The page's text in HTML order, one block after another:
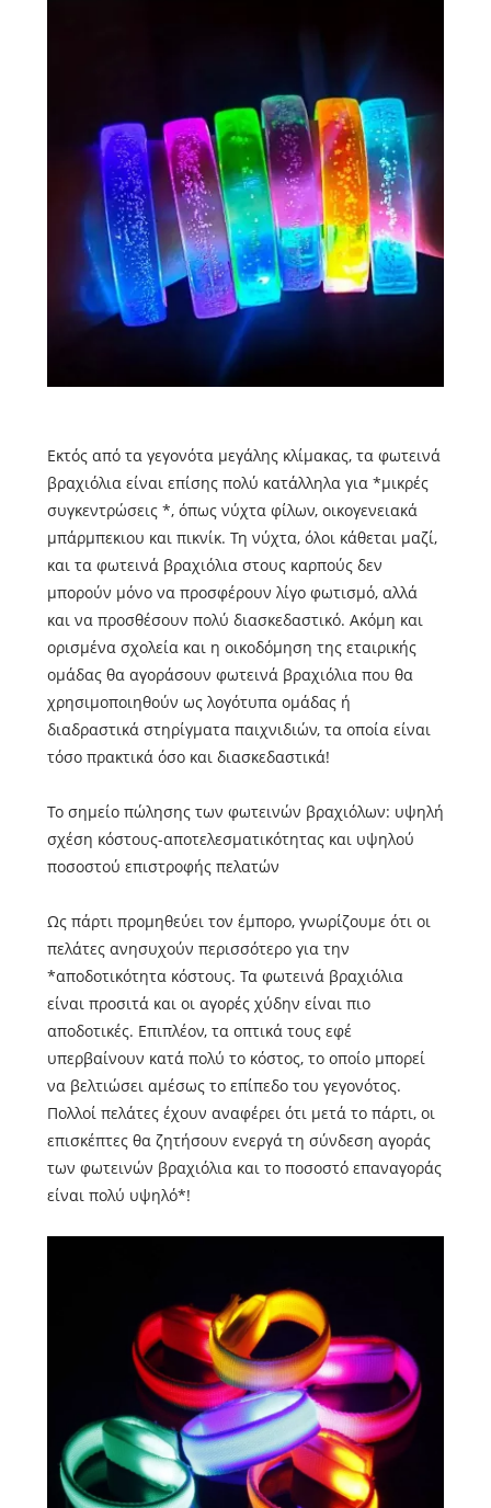
Εκτός από τα γεγονότα μεγάλης κλίμακας, τα φωτεινά
βραχιόλια είναι επίσης πολύ κατάλληλα για *μικρές
συγκεντρώσεις *, όπως νύχτα φίλων, οικογενειακά
μπάρμπεκιου και πικνίκ. Τη νύχτα, όλοι κάθεται μαζί,
και τα φωτεινά βραχιόλια στους καρπούς δεν
μπορούν μόνο να προσφέρουν λίγο φωτισμό, αλλά
και να προσθέσουν πολύ διασκεδαστικό. Ακόμη και
ορισμένα σχολεία και η οικοδόμηση της εταιρικής
ομάδας θα αγοράσουν φωτεινά βραχιόλια που θα
χρησιμοποιηθούν ως λογότυπα ομάδας ή
διαδραστικά στηρίγματα παιχνιδιών, τα οποία είναι
τόσο πρακτικά όσο και διασκεδαστικά!
Το σημείο πώλησης των φωτεινών βραχιόλων: υψηλή
σχέση κόστους-αποτελεσματικότητας και υψηλού
ποσοστού επιστροφής πελατών
Ως πάρτι προμηθεύει τον έμπορο, γνωρίζουμε ότι οι
πελάτες ανησυχούν περισσότερο για την
*αποδοτικότητα κόστους. Τα φωτεινά βραχιόλια
είναι προσιτά και οι αγορές χύδην είναι πιο
αποδοτικές. Επιπλέον, τα οπτικά τους εφέ
υπερβαίνουν κατά πολύ το κόστος, το οποίο μπορεί
να βελτιώσει αμέσως το επίπεδο του γεγονότος.
Πολλοί πελάτες έχουν αναφέρει ότι μετά το πάρτι, οι
επισκέπτες θα ζητήσουν ενεργά τη σύνδεση αγοράς
των φωτεινών βραχιόλια και το ποσοστό επαναγοράς
είναι πολύ υψηλό*!